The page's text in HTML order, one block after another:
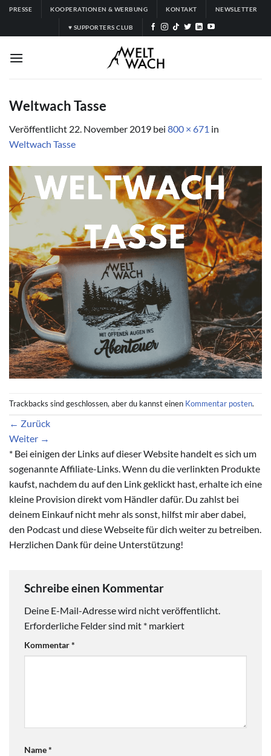
Zum
springen
PRESSE KOOPERATIONEN & WERBUNG KONTAKT NEWSLETTER
♥ SUPPORTERS CLUB
Weltwach Tasse
Veröffentlicht 22. November 2019 bei 800 × 671 in
Weltwach Tasse
Trackbacks sind geschlossen, aber du kannst einen Kommentar posten.
← Zurück
Weiter →
* Bei einigen der Links auf dieser Website handelt es sich um
sogenannte Affiliate-Links. Wenn du die verlinkten Produkte
kaufst, nachdem du auf den Link geklickt hast, erhalte ich eine
kleine Provision direkt vom Händler dafür. Du zahlst bei
deinem Einkauf nicht mehr als sonst, hilfst mir aber dabei,
den Podcast und diese Webseite für dich weiter zu betreiben.
Herzlichen Dank für deine Unterstützung!
Schreibe einen Kommentar
Deine E-Mail-Adresse wird nicht veröffentlicht.
Erforderliche Felder sind mit * markiert
Kommentar*
Name*